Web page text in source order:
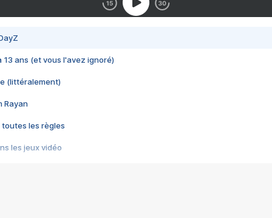
13 ans (et vous l'avez ignoré)
(littéralement)
Rayan
toutes les règles
les jeux vidéo